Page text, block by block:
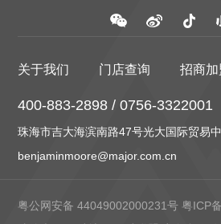
关于我们 门店查询 招商加
400-883-2898 / 0756-3322001
珠海市吉大海滨南路47号光大国际贸易
benjaminmoore@major.com.cn
粤公网安备 44049002000231号 粤ICP